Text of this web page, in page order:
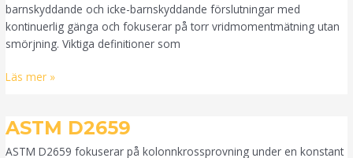
barnskyddande och icke-barnskyddande förslutningar med
kontinuerlig gänga och fokuserar på torr vridmomentmätning utan
smörjning. Viktiga definitioner som
Läs mer »
ASTM D2659
ASTM D2659 fokuserar på kolonnkrossprovning under en konstant
ASTM